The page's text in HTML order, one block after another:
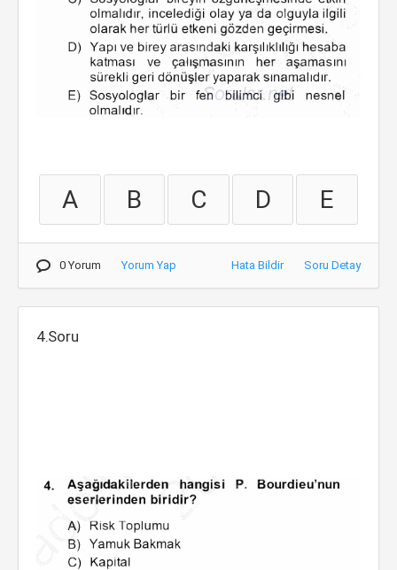
A B C D E
0 Yorum Yorum Yap Hata Bildir Soru Detay
4.Soru